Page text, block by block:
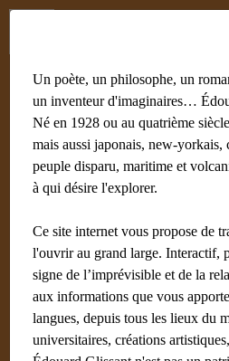
Un poète, un philosophe, un
un inventeur d'imaginaires…
Né en 1928 ou au quatrième
mais aussi japonais, new-yorkais,
peuple disparu, maritime et
à qui désire l'explorer.
Ce site internet vous propose de
l'ouvrir au grand large. Interactif,
signe de l’imprévisible et de la
aux informations que vous
langues, depuis tous les lieux du
universitaires, créations